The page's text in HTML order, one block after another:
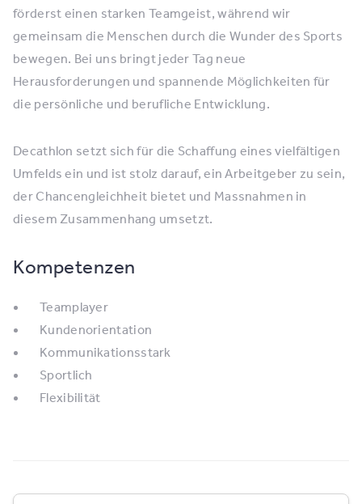
förderst einen starken Teamgeist, während wir
gemeinsam die Menschen durch die Wunder des Sports
bewegen. Bei uns bringt jeder Tag neue
Herausforderungen und spannende Möglichkeiten für
die persönliche und berufliche Entwicklung.
Decathlon setzt sich für die Schaffung eines vielfältigen
Umfelds ein und ist stolz darauf, ein Arbeitgeber zu sein,
der Chancengleichheit bietet und Massnahmen in
diesem Zusammenhang umsetzt.
Kompetenzen
Teamplayer
Kundenorientation
Kommunikationsstark
Sportlich
Flexibilität